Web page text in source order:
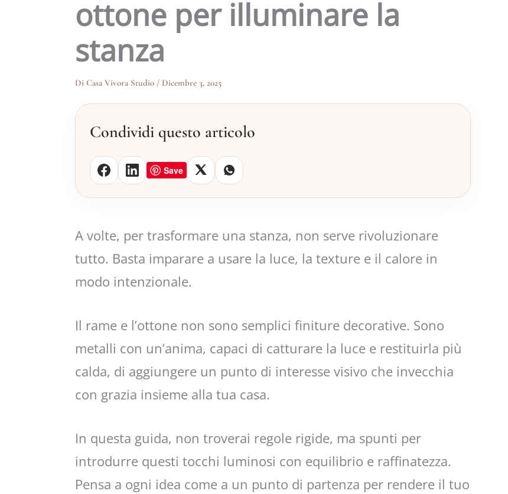
ottone per illuminare la
stanza
Di Casa Vivora Studio / Dicembre 3, 2025
Condividi questo articolo
Save
A volte, per trasformare una stanza, non serve rivoluzionare
tutto. Basta imparare a usare la luce, la texture e il calore in
modo intenzionale.
Il rame e l’ottone non sono semplici finiture decorative. Sono
metalli con un’anima, capaci di catturare la luce e restituirla più
calda, di aggiungere un punto di interesse visivo che invecchia
con grazia insieme alla tua casa.
In questa guida, non troverai regole rigide, ma spunti per
introdurre questi tocchi luminosi con equilibrio e raffinatezza.
Pensa a ogni idea come a un punto di partenza per rendere il tuo